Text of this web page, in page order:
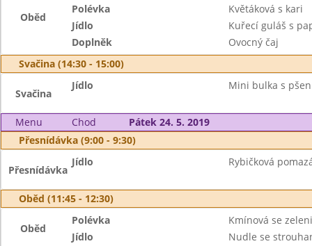
Oběd
Polévka
Květáková s kari
Jídlo
Kuřecí guláš s
Doplněk
Ovocný čaj
Svačina (14:30 - 15:00)
Svačina
Jídlo Mini bulka s
Menu Chod
Pátek 24. 5. 2019
Přesnídávka (9:00 - 9:30)
Přesnídávka
Jídlo Rybičková
Oběd (11:45 - 12:30)
Oběd
Polévka
Kmínová se
Jídlo
Nudle se